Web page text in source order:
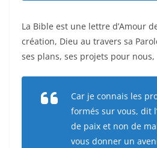
La Bible est une lettre d’Amour
création, Dieu au travers sa
ses plans, ses projets pour nous,
Car je connais les
formés sur vous, dit
de paix et non de
vous donner un